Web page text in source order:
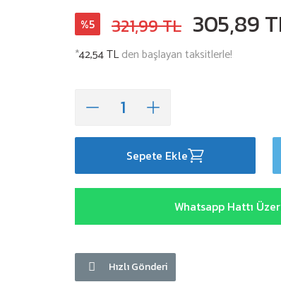
%5 321,99 TL 305,89
*42,54 TLden başlayan taksitlerle!
Sepete Ekle
Whatsapp Hattı
Hızlı Gönderi